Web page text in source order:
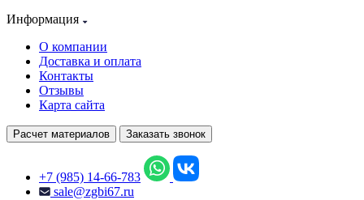
Информация
О компании
Доставка и оплата
Контакты
Отзывы
Карта сайта
Расчет материалов Заказать звонок
+7 (985) 14-66-783
sale@zgbi67.ru